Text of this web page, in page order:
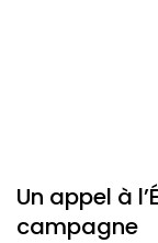
Un appel à
campagne